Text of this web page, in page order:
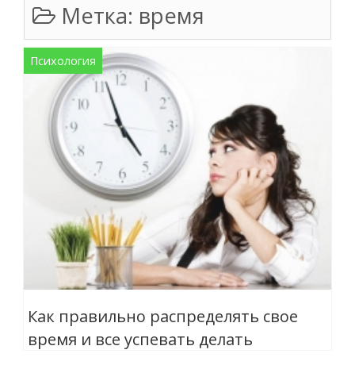
Метка: время
Психология
Как правильно распределять свое
время и все успевать делать